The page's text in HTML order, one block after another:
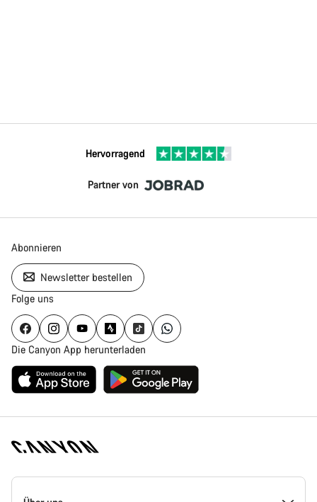
Hervorragend
Partner von
Abonnieren
Newsletter bestellen
Folge uns
Die Canyon App herunterladen
Canyon
Homepage